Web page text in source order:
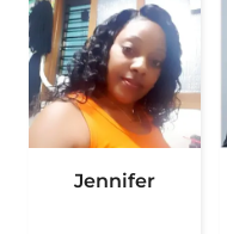
Jennifer